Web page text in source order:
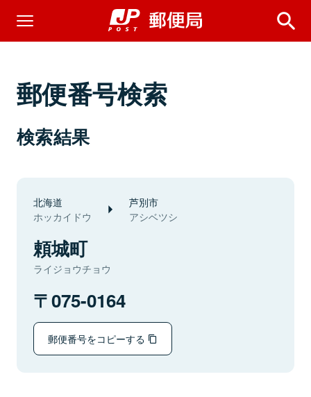
郵便番号検索
検索結果
北海道
ホッカイドウ
芦別市
アシベツシ
頼城町
ライジョウチョウ
075-0164
郵便番号をコピーする